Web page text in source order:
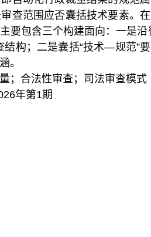
查范围应否囊括技术要素。
要包含三个构建面向：一是沿
构；二是囊括“技术—规范”要
。
； 合法性审查； 司法审查模式
年第1期